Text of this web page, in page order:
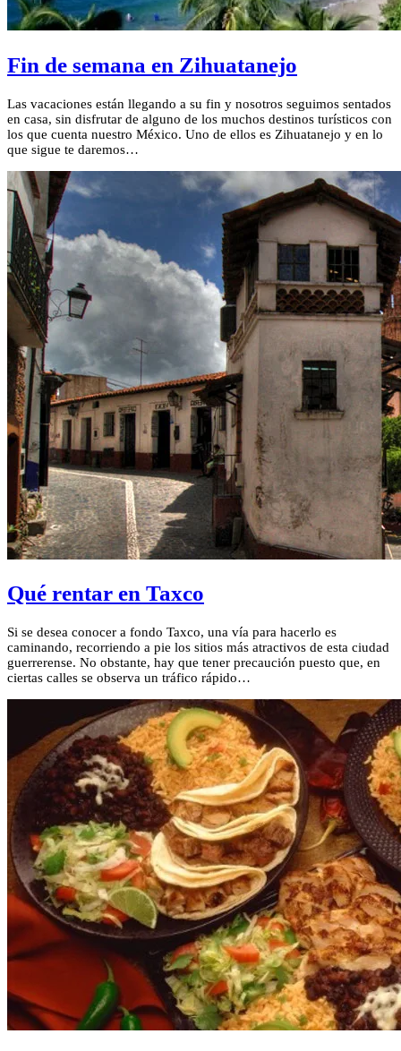
Fin de semana en Zihuatanejo
Las vacaciones están llegando a su fin y nosotros seguimos sentados
en casa, sin disfrutar de alguno de los muchos destinos turísticos con
los que cuenta nuestro México. Uno de ellos es Zihuatanejo y en lo
que sigue te daremos…
Qué rentar en Taxco
Si se desea conocer a fondo Taxco, una vía para hacerlo es
caminando, recorriendo a pie los sitios más atractivos de esta ciudad
guerrerense. No obstante, hay que tener precaución puesto que, en
ciertas calles se observa un tráfico rápido…